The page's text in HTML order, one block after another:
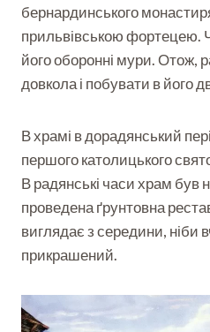
бернардинського
прильвівською фортецею.
його оборонні мури. Отож,
довкола і побувати в його
В храмі в дорадянський
першого католицького
В радянські часи храм був
проведена ґрунтовна
виглядає з середини, ніби
прикрашений.